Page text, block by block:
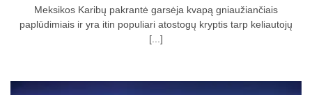
Meksikos Karibų pakrantė garsėja kvapą gniaužiančiais
paplūdimiais ir yra itin populiari atostogų kryptis tarp keliautojų
[...]